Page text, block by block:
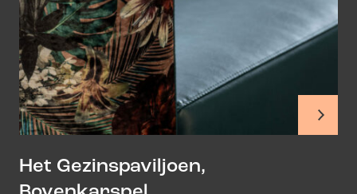
Het Gezinspaviljoen,